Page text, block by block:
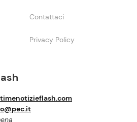
Contattaci
Privacy Policy